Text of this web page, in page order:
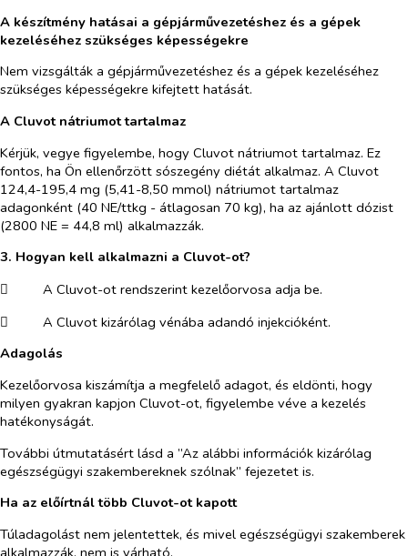
A készítmény hatásai a gépjárművezetéshez és a gépek
kezeléséhez szükséges képességekre
Nem vizsgálták a gépjárművezetéshez és a gépek kezeléséhez
szükséges képességekre kifejtett hatását.
A Cluvot nátriumot tartalmaz
Kérjük, vegye figyelembe, hogy Cluvot nátriumot tartalmaz. Ez
fontos, ha Ön ellenőrzött sószegény diétát alkalmaz. A Cluvot
124,4-195,4 mg (5,41-8,50 mmol) nátriumot tartalmaz
adagonként (40 NE/ttkg - átlagosan 70 kg), ha az ajánlott dózist
(2800 NE = 44,8 ml) alkalmazzák.
3. Hogyan kell alkalmazni a Cluvot-ot?
​
A Cluvot-ot rendszerint kezelőorvosa adja be.
​
A Cluvot kizárólag vénába adandó injekcióként.
Adagolás
Kezelőorvosa kiszámítja a megfelelő adagot, és eldönti, hogy
milyen gyakran kapjon Cluvot-ot, figyelembe véve a kezelés
hatékonyságát.
További útmutatásért lásd a ”Az alábbi információk kizárólag
egészségügyi szakembereknek szólnak” fejezetet is.
Ha az előírtnál több Cluvot-ot kapott
Túladagolást nem jelentettek, és mivel egészségügyi szakemberek
alkalmazzák, nem is várható.